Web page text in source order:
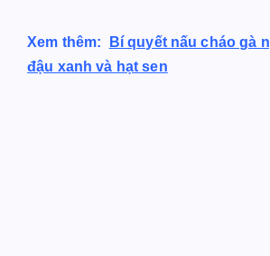
Xem thêm:
Bí quyết nấu cháo gà
đậu xanh và hạt sen